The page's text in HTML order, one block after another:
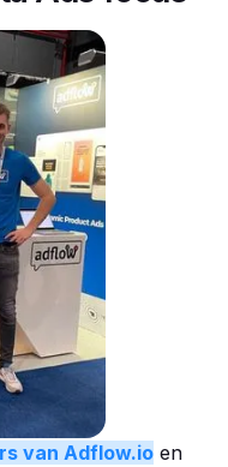
van Adflow.io en